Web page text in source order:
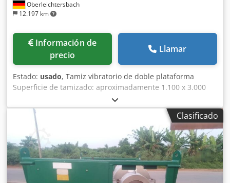
Oberleichtersbach
12.197 km
Información de
precio
Llamar
Estado: usado, Tamiz vibratorio de doble plataforma
Superficie de tamizado: aproximadamente 1.100 x 3.000
mm Credpfxjzr Iame Afwof Plataforma superior: tamices de
plástico de 40 x 40 mm, plataforma inferior: tamices de
plástico de 4 x 4 mm Sistema de rociado de agua en ambas
plataformas Motor eléctrico de 5,5 kW Estructura de acero
con escaleras de acceso a ambos lados, plataforma de
acceso y barandilla.
Clasificado